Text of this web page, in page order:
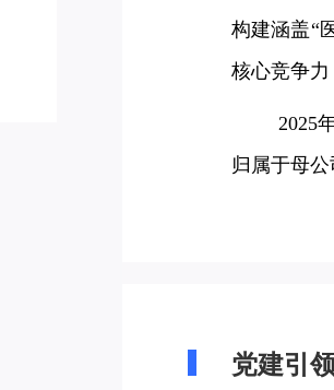
构建涵盖“
核心竞争力
2025
归属于母
党建引